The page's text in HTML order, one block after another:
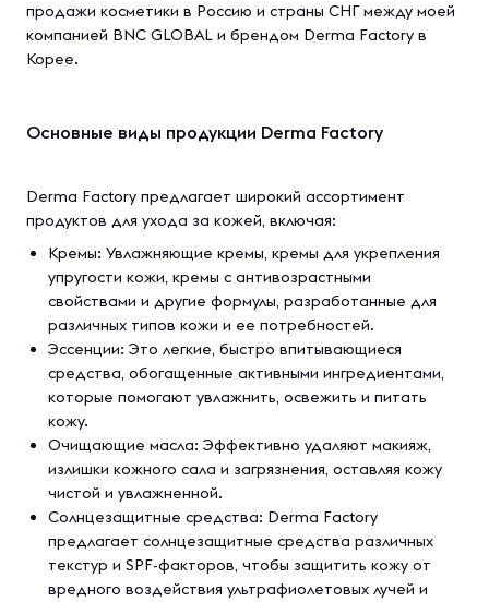
продажи косметики в Россию и страны СНГ между моей
компанией BNC GLOBAL и брендом Derma Factory в
Корее.
Основные виды продукции Derma Factory
Derma Factory предлагает широкий ассортимент
продуктов для ухода за кожей, включая:
Кремы: Увлажняющие кремы, кремы для укрепления
упругости кожи, кремы с антивозрастными
свойствами и другие формулы, разработанные для
различных типов кожи и ее потребностей.
Эссенции: Это легкие, быстро впитывающиеся
средства, обогащенные активными ингредиентами,
которые помогают увлажнить, освежить и питать
кожу.
Очищающие масла: Эффективно удаляют макияж,
излишки кожного сала и загрязнения, оставляя кожу
чистой и увлажненной.
Солнцезащитные средства: Derma Factory
предлагает солнцезащитные средства различных
текстур и SPF-факторов, чтобы защитить кожу от
вредного воздействия ультрафиолетовых лучей и